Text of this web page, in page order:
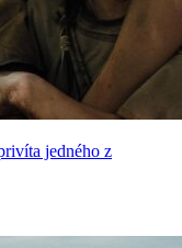
jedného z